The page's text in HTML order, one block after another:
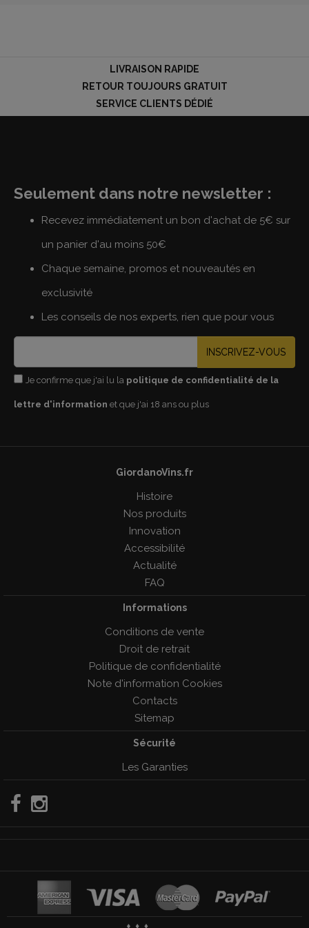
LIVRAISON RAPIDE
RETOUR TOUJOURS GRATUIT
SERVICE CLIENTS DÉDIÉ
Seulement dans notre newsletter :
Recevez immédiatement un bon d'achat de 5€ sur
un panier d'au moins 50€
Chaque semaine, promos et nouveautés en
exclusivité
Les conseils de nos experts, rien que pour vous
INSCRIVEZ-VOUS
Je confirme que j'ai lu la politique de confidentialité de la
lettre d'information et que j'ai 18 ans ou plus
GiordanoVins.fr
Histoire
Nos produits
Innovation
Accessibilité
Actualité
FAQ
Informations
Conditions de vente
Droit de retrait
Politique de confidentialité
Note d'information Cookies
Contacts
Sitemap
Sécurité
Les Garanties